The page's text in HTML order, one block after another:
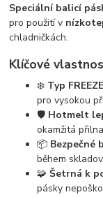
Speciální balicí
pro použití v
chladničkách.
Klíčové
❄️ Typ
pro vysokou
🛡️ Hotmelt
okamžitá
📦 Bezpečné
během
🧩Šetrná k
pásky